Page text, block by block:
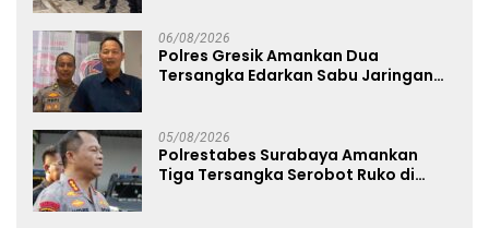
06/08/2026
Polres Gresik Amankan Dua
Tersangka Edarkan Sabu Jaringan
05/08/2026
Polrestabes Surabaya Amankan
Tiga Tersangka Serobot Ruko di